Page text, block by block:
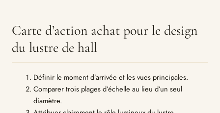
Carte d’action achat pour le design
du lustre de hall
Définir le moment d’arrivée et les vues principales.
Comparer trois plages d’échelle au lieu d’un seul
diamètre.